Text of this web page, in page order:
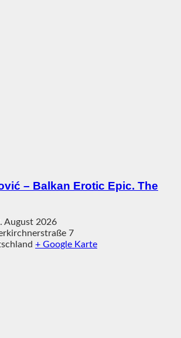
– Balkan Erotic Epic. The
August 2026
7
+ Google Karte